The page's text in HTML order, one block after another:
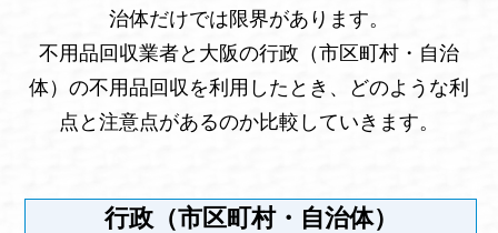
治体だけでは限界があります。
不用品回収業者と大阪の行政（市区町村・自治
体）の不用品回収を利用したとき、どのような利
点と注意点があるのか比較していきます。
行政（市区町村・自治体）